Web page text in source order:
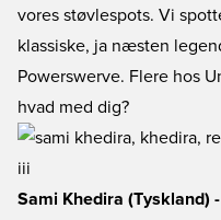
vores støvlespots. Vi
klassiske, ja næsten
Powerswerve. Flere hos
hvad med dig?
Sami Khedira (Tyskland)